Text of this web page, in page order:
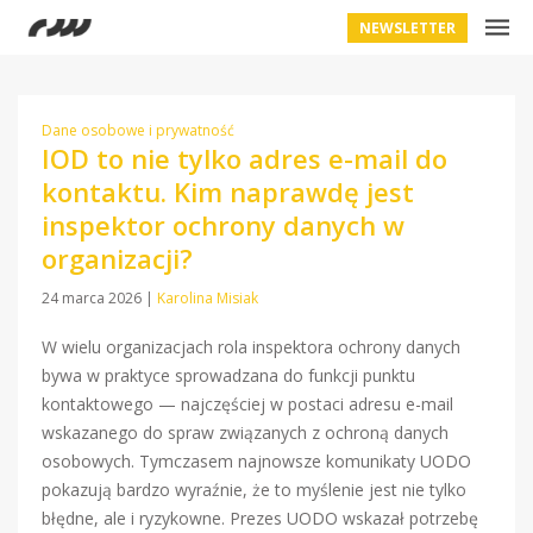
NEWSLETTER
Dane osobowe i prywatność
IOD to nie tylko adres e-mail do
kontaktu. Kim naprawdę jest
inspektor ochrony danych w
organizacji?
24 marca 2026 | Karolina Misiak
W wielu organizacjach rola inspektora ochrony danych
bywa w praktyce sprowadzana do funkcji punktu
kontaktowego — najczęściej w postaci adresu e-mail
wskazanego do spraw związanych z ochroną danych
osobowych. Tymczasem najnowsze komunikaty UODO
pokazują bardzo wyraźnie, że to myślenie jest nie tylko
błędne, ale i ryzykowne. Prezes UODO wskazał potrzebę